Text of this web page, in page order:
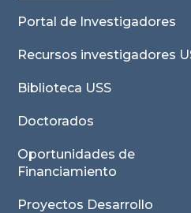
Portal de Investigadores
Recursos investigadores
Biblioteca USS
Doctorados
Oportunidades de
Financiamiento
Proyectos Desarrollo